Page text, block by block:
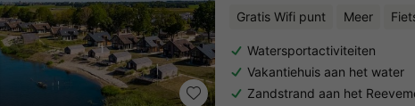
Gratis Wifi punt Meer
Watersportactiviteiten
Vakantiehuis aan het water
Zandstrand aan het